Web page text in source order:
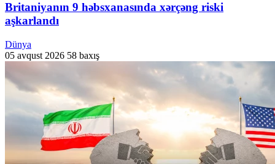
Britaniyanın 9 həbsxanasında xərçəng riski
aşkarlandı
Dünya
05 avqust 2026 58 baxış